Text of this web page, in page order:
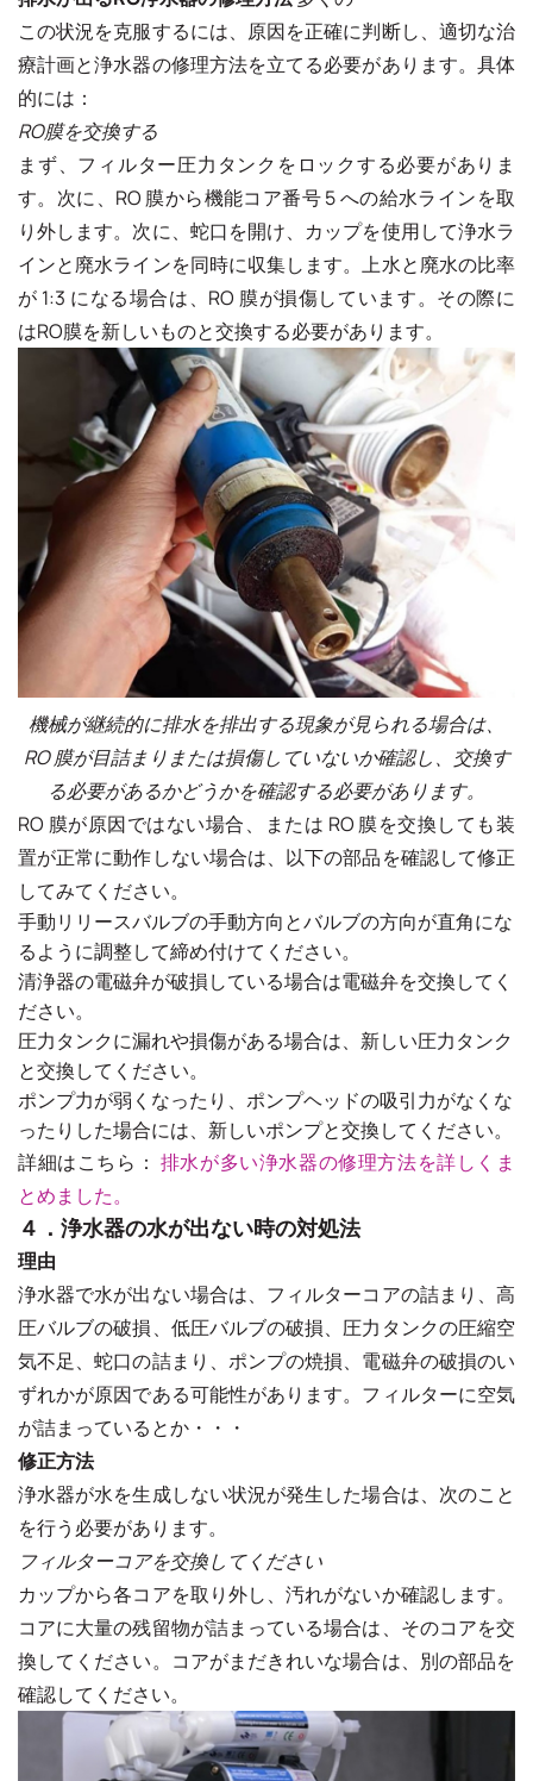
この状況を克服するには、原因を正確に判断し、適切な治
療計画と浄水器の修理方法を立てる必要があります。具体
的には：
RO膜を交換する
まず、フィルター圧力タンクをロックする必要がありま
す。次に、RO 膜から機能コア番号 5 への給水ラインを取
り外します。次に、蛇口を開け、カップを使用して浄水ラ
インと廃水ラインを同時に収集します。上水と廃水の比率
が 1:3 になる場合は、RO 膜が損傷しています。その際に
はRO膜を新しいものと交換する必要があります。
機械が継続的に排水を排出する現象が見られる場合は、
RO 膜が目詰まりまたは損傷していないか確認し、交換す
る必要があるかどうかを確認する必要があります。
RO 膜が原因ではない場合、または RO 膜を交換しても装
置が正常に動作しない場合は、以下の部品を確認して修正
してみてください。
手動リリースバルブの手動方向とバルブの方向が直角にな
るように調整して締め付けてください。
清浄器の電磁弁が破損している場合は電磁弁を交換してく
ださい。
圧力タンクに漏れや損傷がある場合は、新しい圧力タンク
と交換してください。
ポンプ力が弱くなったり、ポンプヘッドの吸引力がなくな
ったりした場合には、新しいポンプと交換してください。
詳細はこちら： 排水が多い浄水器の修理方法を詳しくま
とめました。
４．浄水器の水が出ない時の対処法
理由
浄水器で水が出ない場合は、フィルターコアの詰まり、高
圧バルブの破損、低圧バルブの破損、圧力タンクの圧縮空
気不足、蛇口の詰まり、ポンプの焼損、電磁弁の破損のい
ずれかが原因である可能性があります。フィルターに空気
が詰まっているとか・・・
修正方法
浄水器が水を生成しない状況が発生した場合は、次のこと
を行う必要があります。
フィルターコアを交換してください
カップから各コアを取り外し、汚れがないか確認します。
コアに大量の残留物が詰まっている場合は、そのコアを交
換してください。コアがまだきれいな場合は、別の部品を
確認してください。